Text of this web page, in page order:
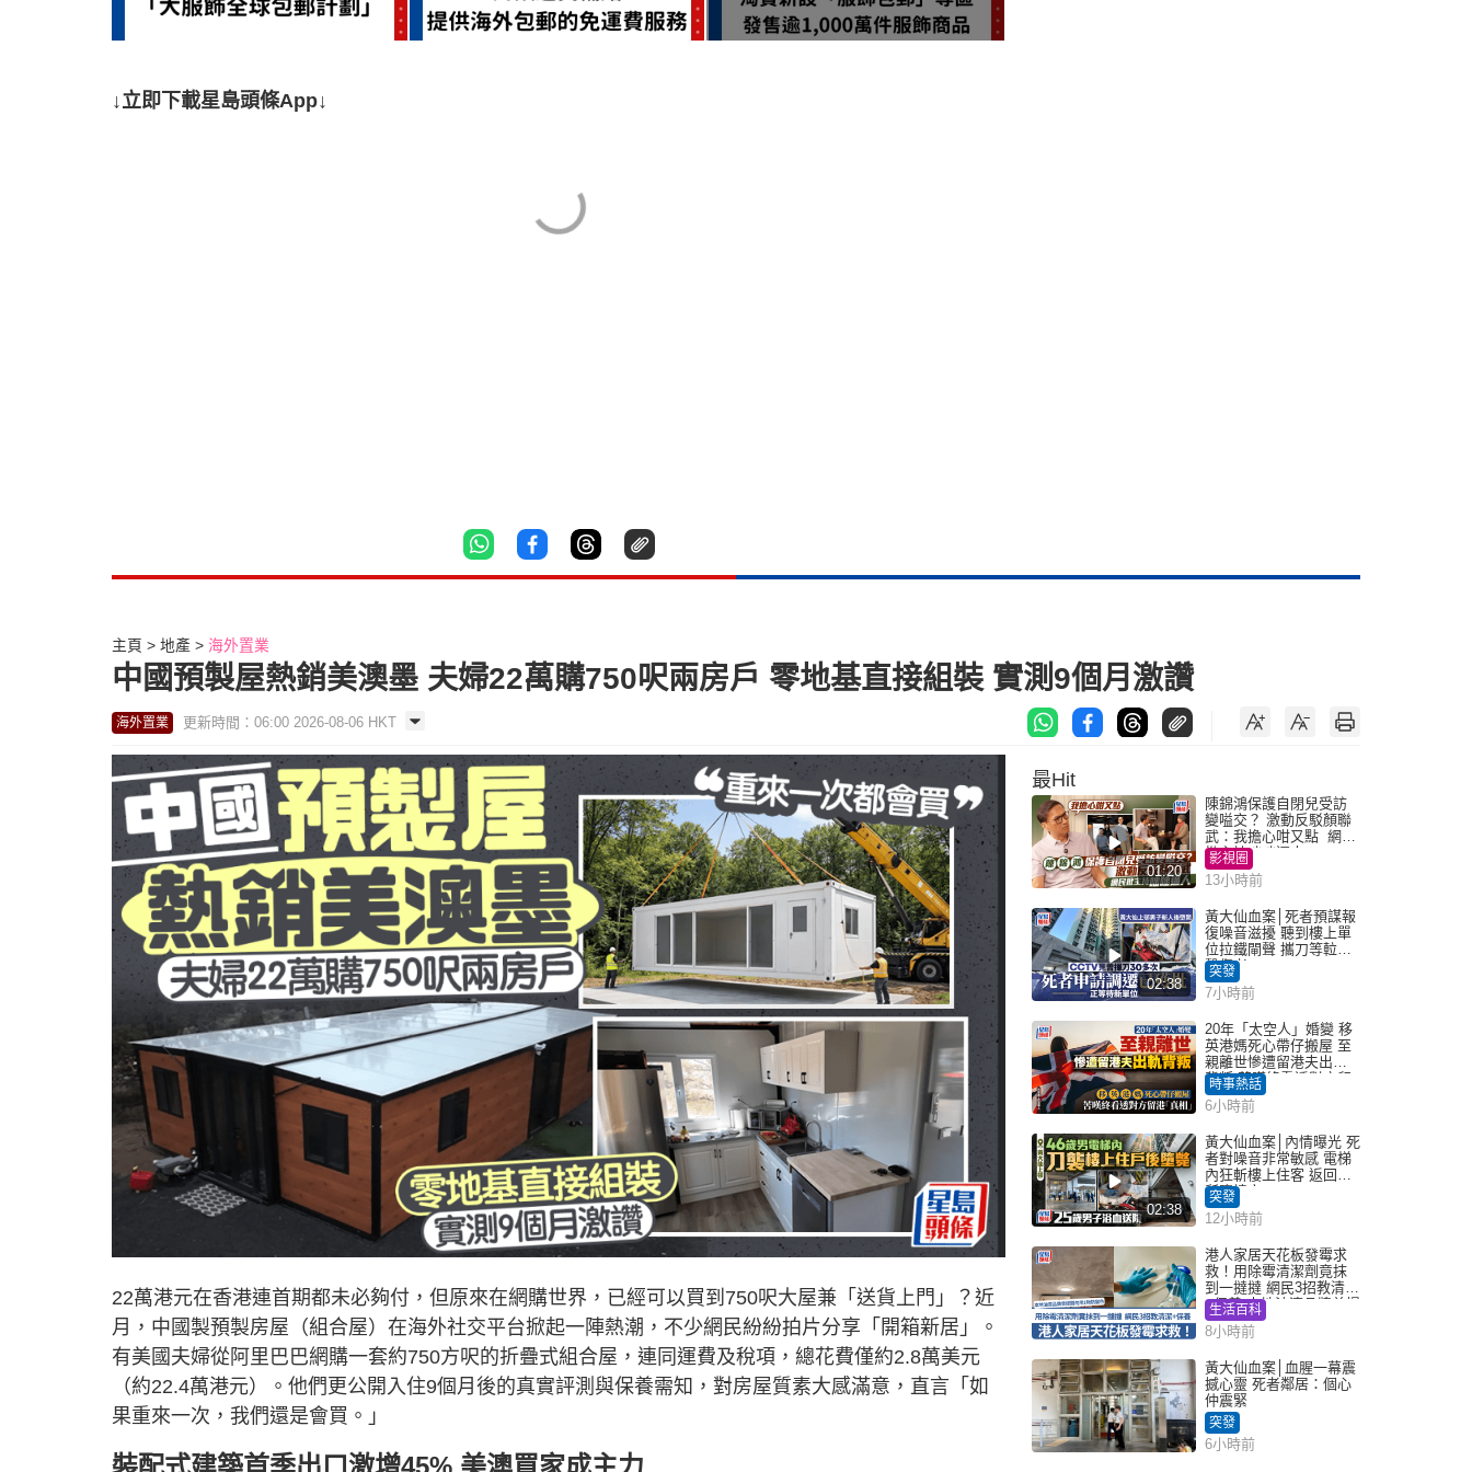
↓立即下載星島頭條App↓
主頁 地產 海外置業
中國預製屋熱銷美澳墨 夫婦22萬購750呎兩房戶 零地基直接組裝 實測9個月激讚
海外置業 更新時間：06:00 2026-08-06 HKT
22萬港元在香港連首期都未必夠付，但原來在網購世界，已經可以買到750呎大屋兼「送貨上門」？近
月，中國製預製房屋（組合屋）在海外社交平台掀起一陣熱潮，不少網民紛紛拍片分享「開箱新居」。
有美國夫婦從阿里巴巴網購一套約750方呎的折疊式組合屋，連同運費及稅項，總花費僅約2.8萬美元
（約22.4萬港元）。他們更公開入住9個月後的真實評測與保養需知，對房屋質素大感滿意，直言「如
果重來一次，我們還是會買。」
最Hit
01:20
陳錦鴻保護自閉兒受訪
變嗌交？ 激動反駁顏聯
武：我擔心咁又點 網民
批主持咄咄逼人
影視圈
13小時前
02:38
黃大仙血案│死者預謀報
復噪音滋擾 聽到樓上單
位拉鐵閘聲 攜刀等𨋢伏
擊傷者
突發
7小時前
20年「太空人」婚變 移
英港媽死心帶仔搬屋 至
親離世慘遭留港夫出軌
背叛 苦嘆終看透對方留
港「真相」｜Juicy叮
時事熱話
6小時前
02:38
黃大仙血案│內情曝光 死
者對噪音非常敏感 電梯
內狂斬樓上住客 返回住
所墮樓亡
突發
12小時前
港人家居天花板發霉求
救！用除霉清潔劑竟抹
到一撻撻 網民3招教清潔
+保養 本地油漆品牌曾提
醒勿用1物防變色
生活百科
8小時前
黃大仙血案│血腥一幕震
撼心靈 死者鄰居：個心
仲震緊
突發
6小時前